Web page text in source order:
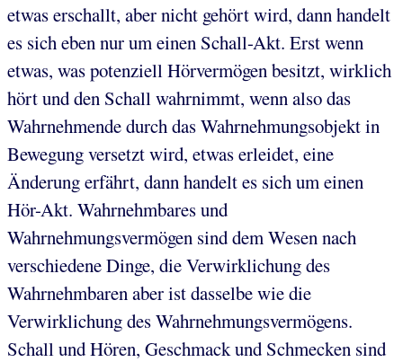
etwas erschallt, aber nicht gehört wird, dann handelt
es sich eben nur um einen Schall-Akt. Erst wenn
etwas, was potenziell Hörvermögen besitzt, wirklich
hört und den Schall wahrnimmt, wenn also das
Wahrnehmende durch das Wahrnehmungsobjekt in
Bewegung versetzt wird, etwas erleidet, eine
Änderung erfährt, dann handelt es sich um einen
Hör-Akt. Wahrnehmbares und
Wahrnehmungsvermögen sind dem Wesen nach
verschiedene Dinge, die Verwirklichung des
Wahrnehmbaren aber ist dasselbe wie die
Verwirklichung des Wahrnehmungsvermögens.
Schall und Hören, Geschmack und Schmecken sind